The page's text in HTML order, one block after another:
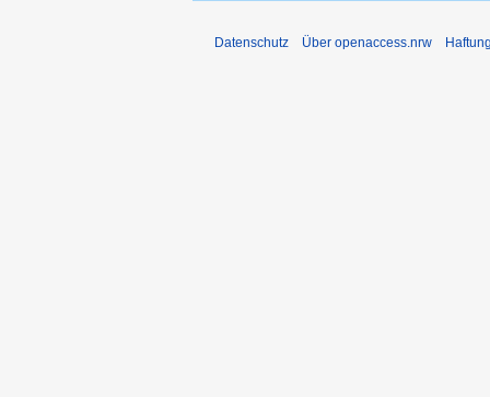
Datenschutz Über openaccess.nrw